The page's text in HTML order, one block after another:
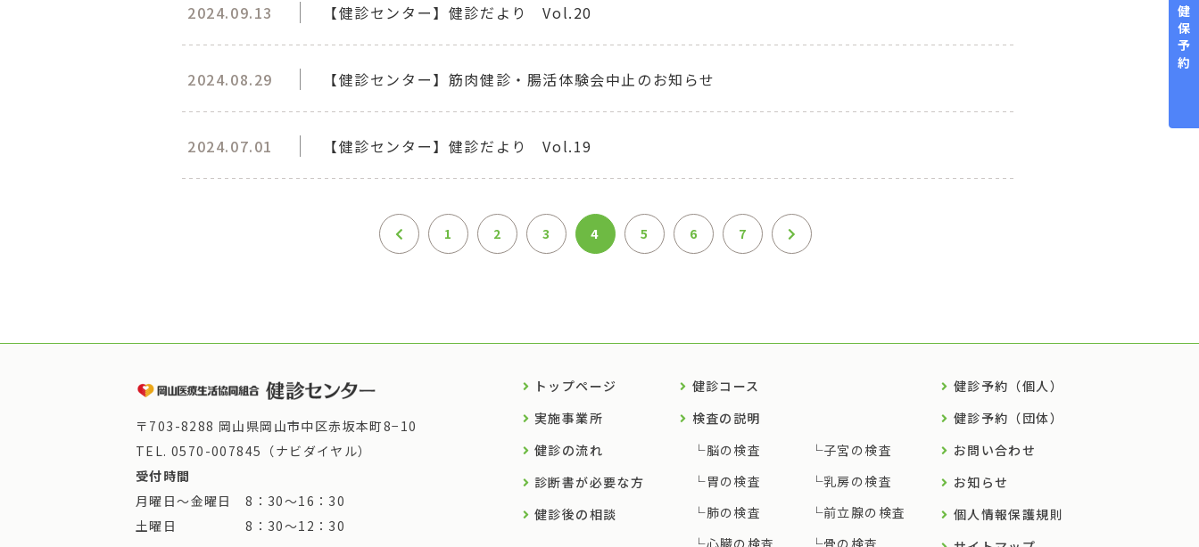
健保予約
2024.09.13 【健診センター】健診だより Vol.20
2024.08.29 【健診センター】筋肉健診・腸活体験会中止のお知らせ
2024.07.01 【健診センター】健診だより Vol.19
1 2 3 4 5 6 7
〒703-8288 岡山県岡山市中区赤坂本町8−10
TEL. 0570-007845（ナビダイヤル）
受付時間
月曜日～金曜日 8：30～16：30
土曜日 8：30～12：30
トップページ
実施事業所
健診の流れ
診断書が必要な方
健診後の相談
健診コース
検査の説明
脳の検査
胃の検査
肺の検査
心臓の検査
子宮の検査
乳房の検査
前立腺の検査
骨の検査
健診予約（個人）
健診予約（団体）
お問い合わせ
お知らせ
個人情報保護規則